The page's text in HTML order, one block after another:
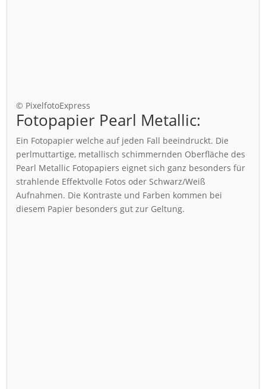
© PixelfotoExpress
Fotopapier Pearl Metallic:
Ein Fotopapier welche auf jeden Fall beeindruckt. Die
perlmuttartige, metallisch schimmernden Oberfläche des
Pearl Metallic Fotopapiers eignet sich ganz besonders für
strahlende Effektvolle Fotos oder Schwarz/Weiß
Aufnahmen. Die Kontraste und Farben kommen bei
diesem Papier besonders gut zur Geltung.